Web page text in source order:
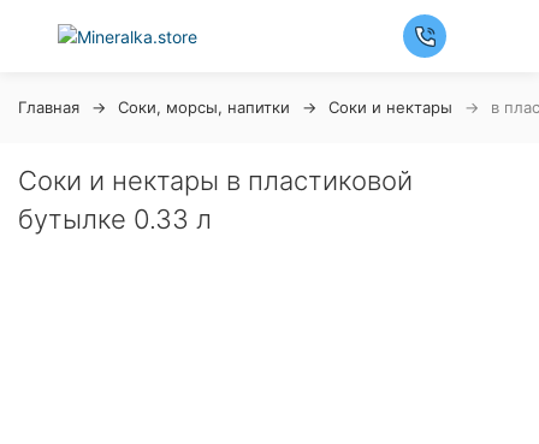
Главная Соки, морсы, напитки Соки и нектары в
Соки и нектары в пластиковой
бутылке 0.33 л